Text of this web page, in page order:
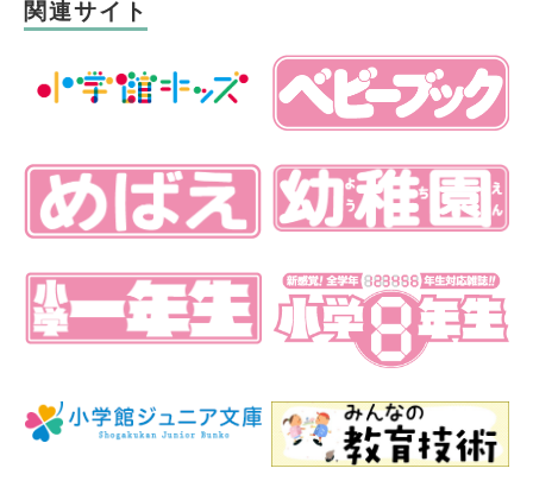
関連サイト